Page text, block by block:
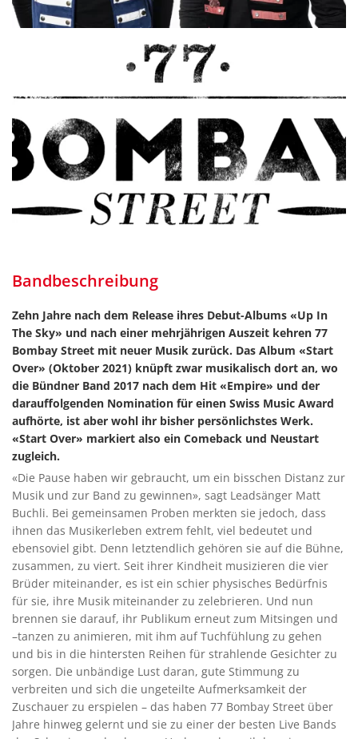
Bandbeschreibung
Zehn Jahre nach dem Release ihres Debut-Albums «Up In
The Sky» und nach einer mehrjährigen Auszeit kehren 77
Bombay Street mit neuer Musik zurück. Das Album «Start
Over» (Oktober 2021) knüpft zwar musikalisch dort an, wo
die Bündner Band 2017 nach dem Hit «Empire» und der
darauffolgenden Nomination für einen Swiss Music Award
aufhörte, ist aber wohl ihr bisher persönlichstes Werk.
«Start Over» markiert also ein Comeback und Neustart
zugleich.
«Die Pause haben wir gebraucht, um ein bisschen Distanz zur
Musik und zur Band zu gewinnen», sagt Leadsänger Matt
Buchli. Bei gemeinsamen Proben merkten sie jedoch, dass
ihnen das Musikerleben extrem fehlt, viel bedeutet und
ebensoviel gibt. Denn letztendlich gehören sie auf die Bühne,
zusammen, zu viert. Seit ihrer Kindheit musizieren die vier
Brüder miteinander, es ist ein schier physisches Bedürfnis
für sie, ihre Musik miteinander zu zelebrieren. Und nun
brennen sie darauf, ihr Publikum erneut zum Mitsingen und
–tanzen zu animieren, mit ihm auf Tuchfühlung zu gehen
und bis in die hintersten Reihen für strahlende Gesichter zu
sorgen. Die unbändige Lust daran, gute Stimmung zu
verbreiten und sich die ungeteilte Aufmerksamkeit der
Zuschauer zu erspielen – das haben 77 Bombay Street über
Jahre hinweg gelernt und sie zu einer der besten Live Bands